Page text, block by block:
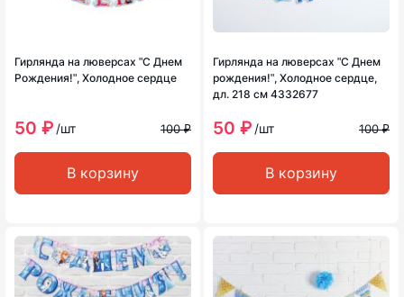
Гирлянда на люверсах ʺС Днем
Рождения!ʺ, Холодное сердце
50 ₽ /шт 100 ₽
В корзину
Гирлянда на люверсах ʺС Днем
рождения!ʺ, Холодное сердце,
дл. 218 см 4332677
50 ₽ /шт 100 ₽
В корзину